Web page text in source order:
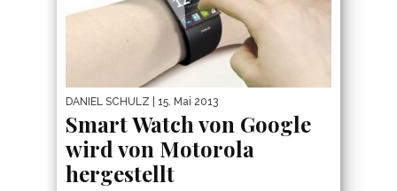
DANIEL SCHULZ | 15. Mai 2013
Smart Watch von Google
wird von Motorola
hergestellt